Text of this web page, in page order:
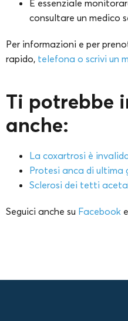
È essenziale
consultare un medico
Per informazioni e per
rapido, telefona o scrivi un
Ti potrebbe
anche:
La coxartrosi è
Protesi anca di ultima
Sclerosi dei tetti
Seguici anche su Facebook e